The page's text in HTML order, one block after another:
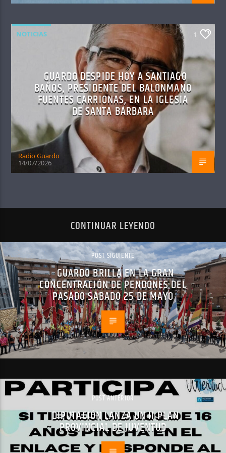
NOTICIAS 1
GUARDO DESPIDE HOY A SANTIAGO
BAÑOS, PRESIDENTE DEL BALONMANO
FUENTES CARRIONAS, EN LA IGLESIA
DE SANTA BÁRBARA
Radio Guardo
14/07/2026
CONTINUAR LEYENDO
POST SIGUIENTE
GUARDO BRILLA EN LA GRAN
CONCENTRACIÓN DE PENDONES DEL
PASADO SÁBADO 25 DE MAYO
POST ANTERIOR
DIPUTACIÓN LANZA UN II PLAN
PROVINCIAL DE JUVENTUD